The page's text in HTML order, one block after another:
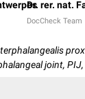
Dr. rer. nat.
DocCheck Team
joint, PIJ,